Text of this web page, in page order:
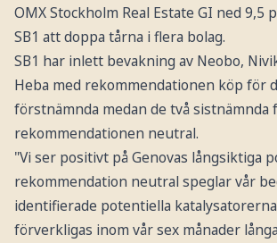
OMX Stockholm Real Estate GI ned 9,5
SB1 att doppa tårna i flera bolag.
SB1 har inlett bevakning av Neobo,
Heba med rekommendationen köp för
förstnämnda medan de två sistnämnda
rekommendationen neutral.
"Vi ser positivt på Genovas långsiktiga
rekommendation neutral speglar vår
identifierade potentiella
förverkligas inom vår sex månader långa